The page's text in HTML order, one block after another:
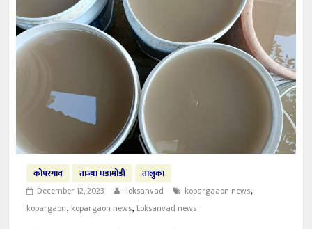
कोपरगाव ताज्या घडामोडी
तालुका
December 12, 2023
loksanvad kopargaaon news,
kopargaon, kopargaon news, Loksanvad news